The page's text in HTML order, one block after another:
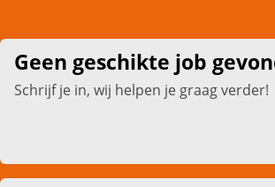
Geen geschikte job
Schrijf je in, wij helpen je graag verder!